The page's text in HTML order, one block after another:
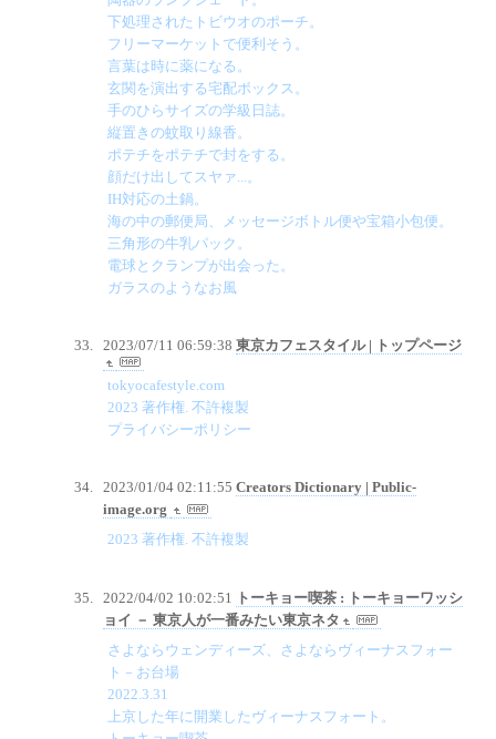
下処理されたトビウオのポーチ。
フリーマーケットで便利そう。
言葉は時に薬になる。
玄関を演出する宅配ボックス。
手のひらサイズの学級日誌。
縦置きの蚊取り線香。
ポテチをポテチで封をする。
顔だけ出してスヤァ...。
IH対応の土鍋。
海の中の郵便局、メッセージボトル便や宝箱小包便。
三角形の牛乳パック。
電球とクランプが出会った。
ガラスのようなお風
2023/07/11 06:59:38 東京カフェスタイル | トップページ
tokyocafestyle.com
2023 著作権. 不許複製
プライバシーポリシー
2023/01/04 02:11:55 Creators Dictionary | Public-
image.org
2023 著作権. 不許複製
2022/04/02 10:02:51
トーキョー喫茶 : トーキョーワッシ
ョイ － 東京人が一番みたい東京ネタ
さよならウェンディーズ、さよならヴィーナスフォー
ト－お台場
2022.3.31
上京した年に開業したヴィーナスフォート。